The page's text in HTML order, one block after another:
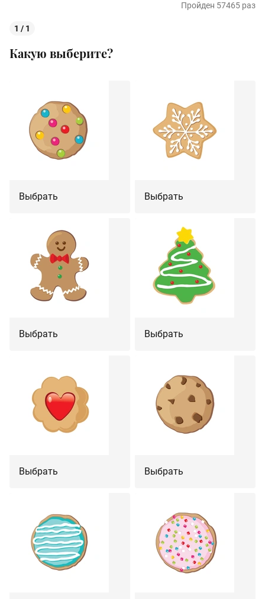
Пройден 57465 раз
1 / 1
Какую выберите?
Выбрать Выбрать
Выбрать Выбрать
Выбрать Выбрать